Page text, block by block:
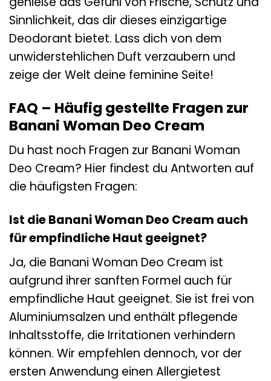
Sinnlichkeit, das dir dieses einzigartige
Deodorant bietet. Lass dich von dem
unwiderstehlichen Duft verzaubern und
zeige der Welt deine feminine Seite!
FAQ – Häufig gestellte Fragen zur
Banani Woman Deo Cream
Du hast noch Fragen zur Banani Woman
Deo Cream? Hier findest du Antworten auf
die häufigsten Fragen:
Ist die Banani Woman Deo Cream auch
für empfindliche Haut geeignet?
Ja, die Banani Woman Deo Cream ist
aufgrund ihrer sanften Formel auch für
empfindliche Haut geeignet. Sie ist frei von
Aluminiumsalzen und enthält pflegende
Inhaltsstoffe, die Irritationen verhindern
können. Wir empfehlen dennoch, vor der
ersten Anwendung einen Allergietest